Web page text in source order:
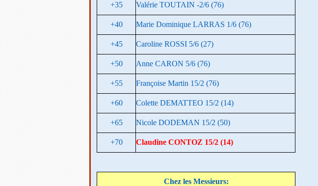
+35 Valérie TOUTAIN -2/6 (76)
+40 Marie Dominique LARRAS 1/6 (76)
+45 Caroline ROSSI 5/6 (27)
+50 Anne CARON 5/6 (76)
+55 Françoise Martin 15/2 (76)
+60 Colette DEMATTEO 15/2 (14)
+65 Nicole DODEMAN 15/2 (50)
+70 Claudine CONTOZ 15/2 (14)
Chez les Messieurs: